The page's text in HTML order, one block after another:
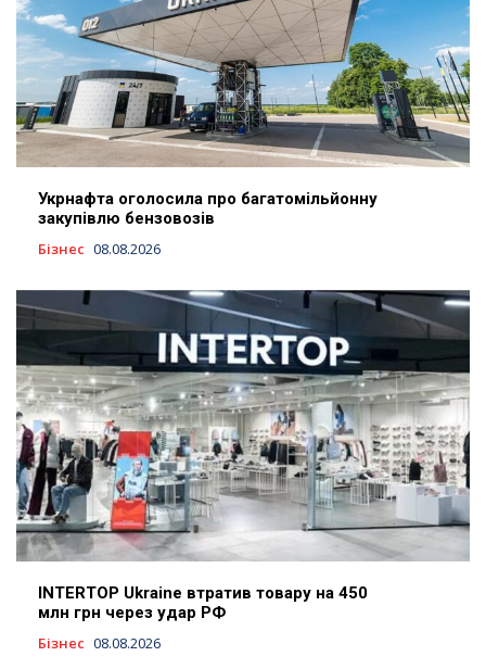
Укрнафта оголосила про багатомільйонну
закупівлю бензовозів
Бізнес 08.08.2026
INTERTOP Ukraine втратив товару на 450
млн грн через удар РФ
Бізнес 08.08.2026